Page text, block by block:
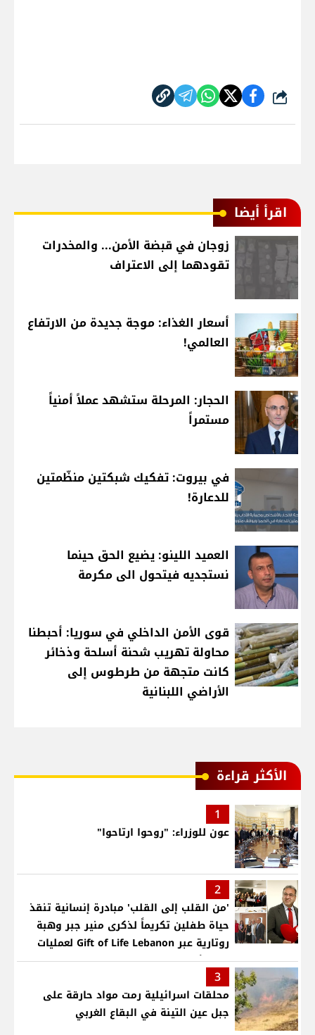
شارك
اقرأ أيضا
زوجان في قبضة الأمن... والمخدرات
تقودهما إلى الاعتراف
أسعار الغذاء: موجة جديدة من الارتفاع
العالمي!
الحجار: المرحلة ستشهد عملاً أمنياً
مستمراً
في بيروت: تفكيك شبكتين منظّمتين
للدعارة!
العميد اللينو: يضيع الحق حينما
نستجديه فيتحول الى مكرمة
قوى الأمن الداخلي في سوريا: أحبطنا
محاولة تهريب شحنة أسلحة وذخائر
كانت متجهة من طرطوس إلى
الأراضي اللبنانية
الأكثر قراءة
1
عون للوزراء: "روحوا ارتاحوا"
2
'من القلب إلى القلب' مبادرة إنسانية تنقذ
حياة طفلين تكريماً لذكرى منير جبر وهبة
روتارية عبر Gift of Life Lebanon لعمليات
قلب لأطفال في مستشفى حمود الجامعي
3
محلقات اسرائيلية رمت مواد حارقة على
جبل عين التينة في البقاع الغربي